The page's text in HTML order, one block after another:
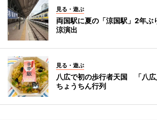
見る・遊ぶ
両国駅に夏の「涼国駅」2年
涼演出
見る・遊ぶ
八広で初の歩行者天国 「八
ちょうちん行列